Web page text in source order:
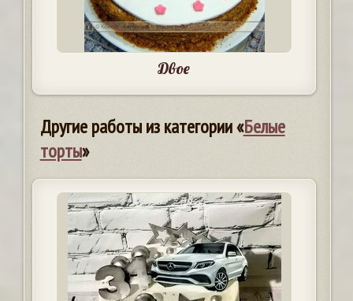
Двое
Другие работы из категории «Белые
торты»